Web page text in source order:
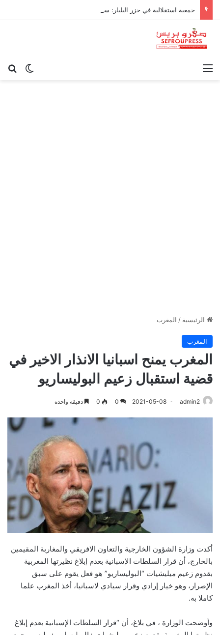
الوضع القائمة
الرئيسية / المغرب
المغرب
المغرب يمنح اسبانيا الانذار الاخير في
قضية استقبال زعيم البوليساريو
admin2
2021-05-08
0
0 دقيقة واحدة
أكدت وزارة الشؤون الخارجية والتعاون الافريقي والمغاربة المقيمين
بالخارج، أن قرار السلطات الإسبانية بعدم إبلاغ نظيرتها المغربية
بقدوم زعيم ميليشيات “البوليساريو” هو فعل يقوم على سبق
الإصرار، وهو خيار إرادي وقرار سيادي لاسبانيا، أخذ المغرب علما
كاملا به.
وأوضحت الوزارة ، في بلاغ، أن “قرار السلطات الإسبانية بعدم إبلاغ